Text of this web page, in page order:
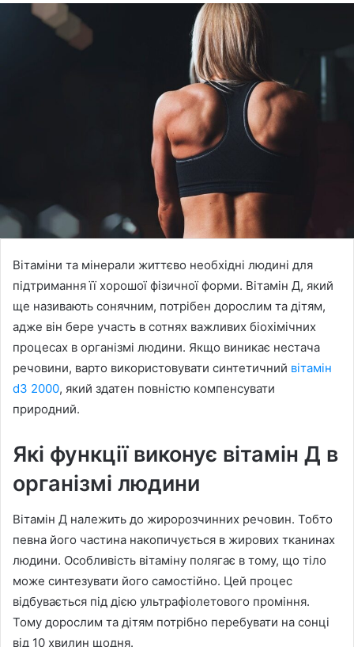
Вітаміни та мінерали життєво необхідні людині для
підтримання її хорошої фізичної форми. Вітамін Д, який
ще називають сонячним, потрібен дорослим та дітям,
адже він бере участь в сотнях важливих біохімічних
процесах в організмі людини. Якщо виникає нестача
речовини, варто використовувати синтетичний вітамін
d3 2000, який здатен повністю компенсувати
природний.
Які функції виконує вітамін Д в
організмі людини
Вітамін Д належить до жиророзчинних речовин. Тобто
певна його частина накопичується в жирових тканинах
людини. Особливість вітаміну полягає в тому, що тіло
може синтезувати його самостійно. Цей процес
відбувається під дією ультрафіолетового проміння.
Тому дорослим та дітям потрібно перебувати на сонці
від 10 хвилин щодня.